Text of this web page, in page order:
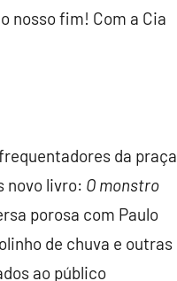
nosso fim! Com a Cia
da praça
novo livro: O monstro
porosa com Paulo
de chuva e outras
ao público